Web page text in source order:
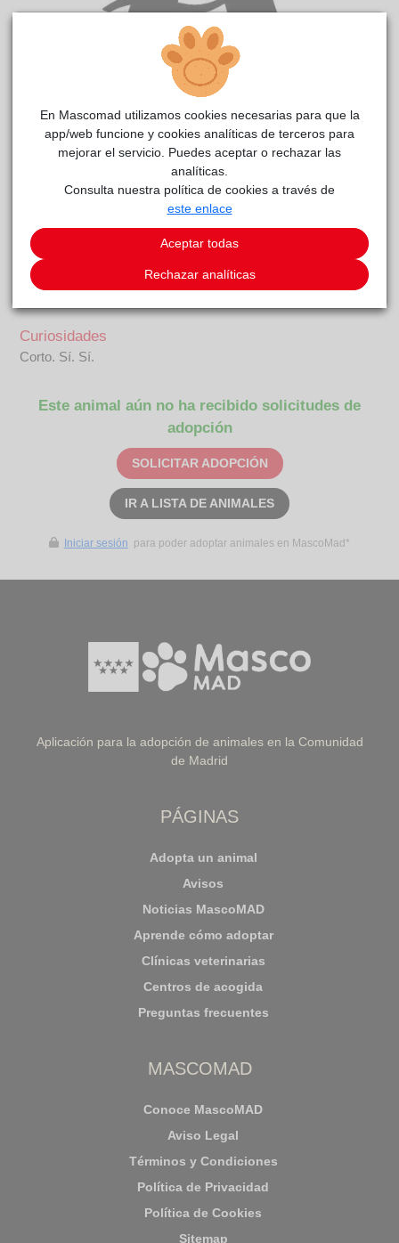
reside actualmente en el centro de acogida
CIMPA Alcalá de Henares.
COMENTARIOS
Carácter
Hola humanos, soy Chusta, una mestiza preciosa que
Me dejaron tirada en la calle, como si mi vida no tuviese valor.
Pero yo quiero demostrar a mi nueva familia que merece la
pena darme una oportunidad. Prometo quereros mucho, ¿me
Curiosidades
Corto. Sí. Sí.
Este animal aún no ha recibido solicitudes de
adopción
SOLICITAR ADOPCIÓN
IR A LISTA DE ANIMALES
Iniciar sesión para poder adoptar animales en MascoMad*
Aplicación para la adopción de animales en la Comunidad
de Madrid
PÁGINAS
Adopta un animal
Avisos
Noticias MascoMAD
Aprende cómo adoptar
Clínicas veterinarias
Centros de acogida
Preguntas frecuentes
MASCOMAD
Conoce MascoMAD
Aviso Legal
Términos y Condiciones
Política de Privacidad
Política de Cookies
Sitemap
En Mascomad utilizamos cookies necesarias para que la
app/web funcione y cookies analíticas de terceros para
mejorar el servicio. Puedes aceptar o rechazar las
analíticas.
Consulta nuestra política de cookies a través de
este enlace
Aceptar todas
Rechazar analíticas